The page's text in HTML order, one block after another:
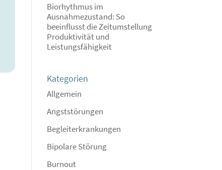
Biorhythmus im
Ausnahmezustand: So
beeinflusst die Zeitumstellung
Produktivität und
Leistungsfähigkeit
Kategorien
Allgemein
Angststörungen
Begleiterkrankungen
Bipolare Störung
Burnout